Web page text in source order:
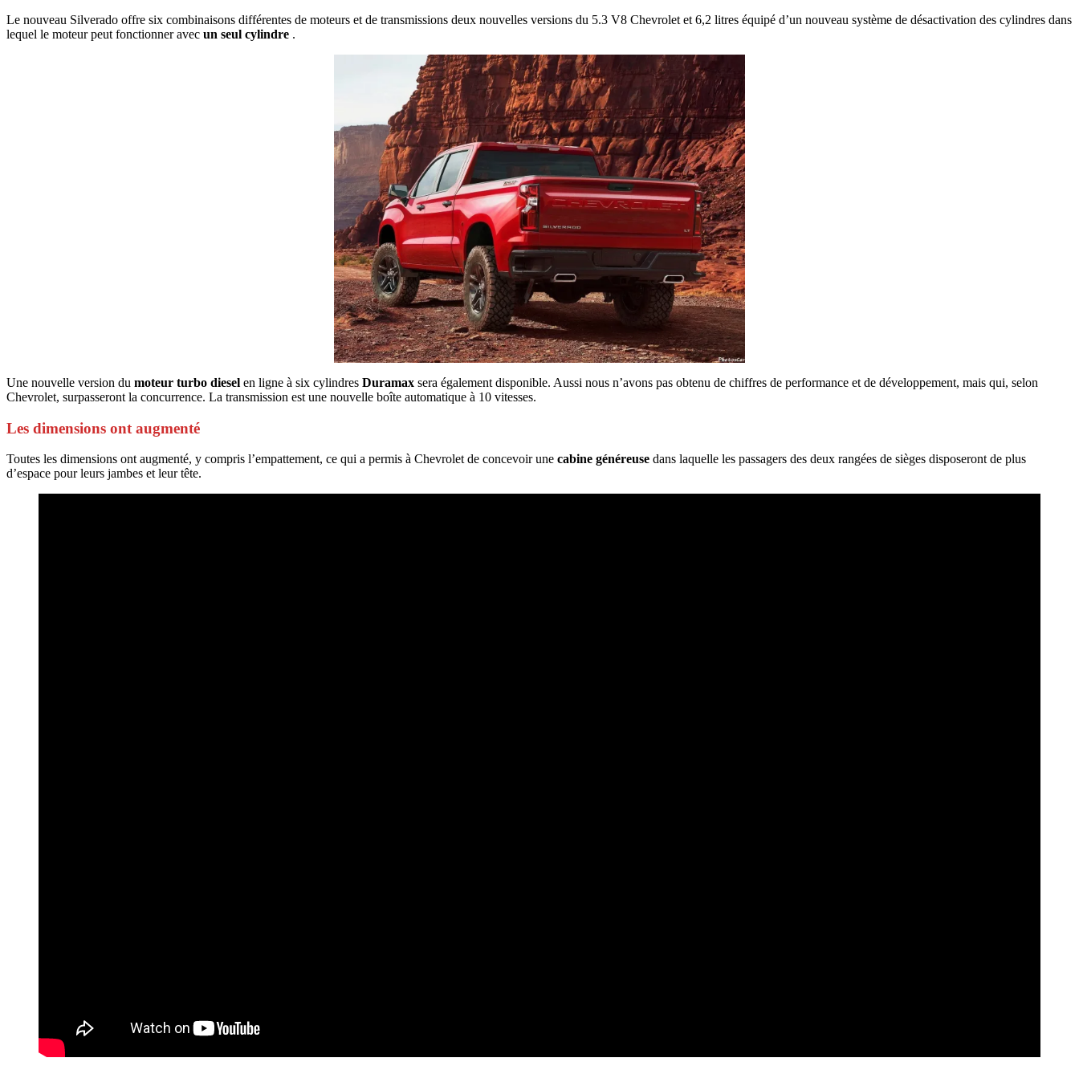
Le nouveau Silverado offre six combinaisons différentes de moteurs et de transmissions deux nouvelles versions du 5.3 V8 Chevrolet et 6,2 litres équipé d’un nouveau système de désactivation des cylindres dans
lequel le moteur peut fonctionner avec un seul cylindre .
Une nouvelle version du moteur turbo diesel en ligne à six cylindres Duramax sera également disponible. Aussi nous n’avons pas obtenu de chiffres de performance et de développement, mais qui, selon
Chevrolet, surpasseront la concurrence. La transmission est une nouvelle boîte automatique à 10 vitesses.
Les dimensions ont augmenté
Toutes les dimensions ont augmenté, y compris l’empattement, ce qui a permis à Chevrolet de concevoir une cabine généreuse dans laquelle les passagers des deux rangées de sièges disposeront de plus
d’espace pour leurs jambes et leur tête.